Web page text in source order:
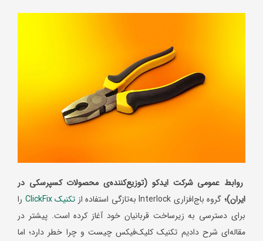
روابط عمومی شرکت ایدکو (توزیع‌کننده‌ی محصولات کسپرسکی در
ایران)؛ گروه باج‌افزاری Interlock به‌تازگی استفاده از تکنیک ClickFix
را
برای دسترسی به زیرساخت قربانیان خود آغاز کرده است. پیشتر در
مقاله‌ای شرح دادیم تکنیک کلیک‌فیکس چیست و چرا خطر دارد؛ اما